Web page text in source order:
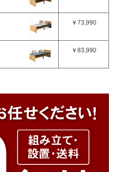
￥73,990
￥83,990